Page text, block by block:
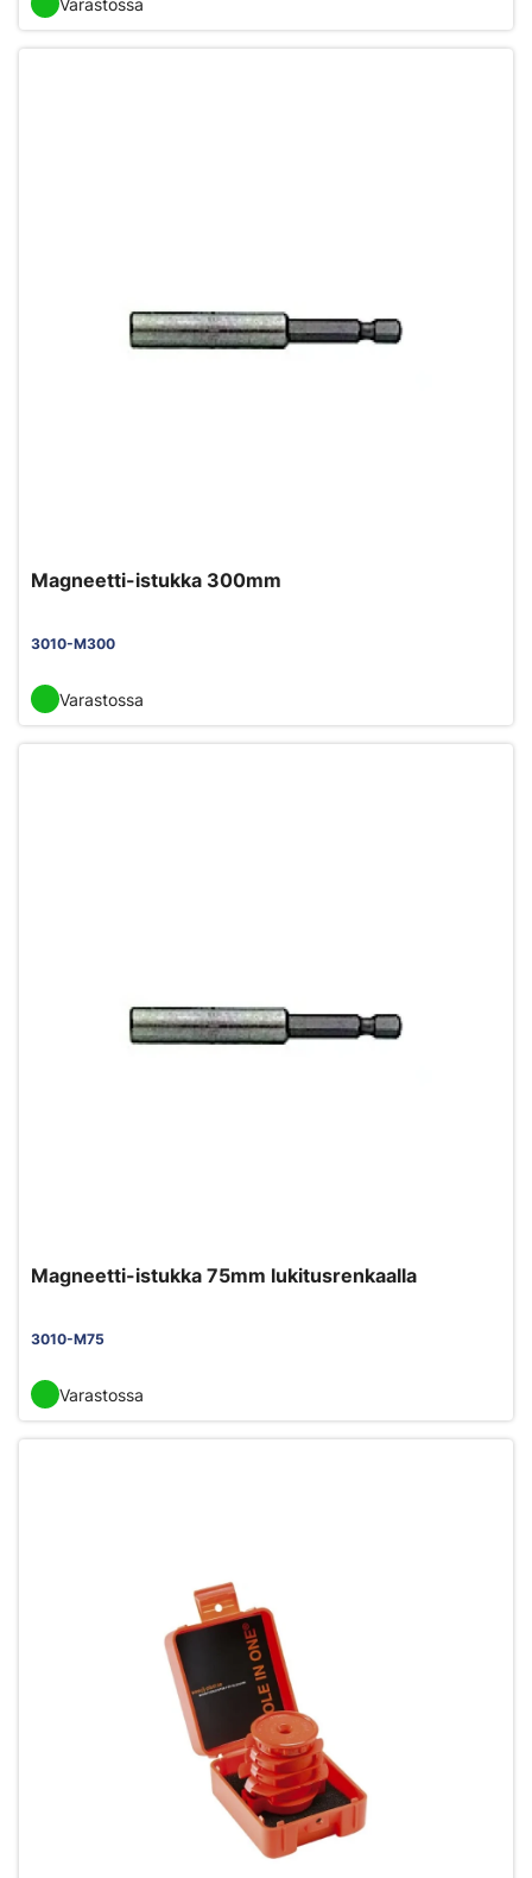
Magneetti-istukka 300mm
3010-M300
Varastossa
Magneetti-istukka 75mm lukitusrenkaalla
3010-M75
Varastossa